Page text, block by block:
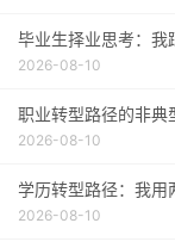
毕业生择业思考：我
2026-08-10
职业转型路径的非典
2026-08-10
学历转型路径：我用
2026-08-10